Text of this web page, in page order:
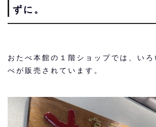
ずに。
おたべ本館の１階ショップでは、いろ
べが販売されています。